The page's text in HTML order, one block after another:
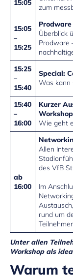
15:05
zum
15:05
–
15:25
Prodware
Überblick
Prodware
15:25
–
15:40
Special:
Was kann
15:40
–
16:00
Kurzer
Workshop
Wie geht
ab
16:00
Allen
des VfB
Im
rund um
Unter allen
Workshop als
Warum